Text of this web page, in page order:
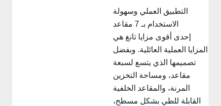
التطبيق العملي وسهولة
الاستخدام بـ 7 مقاعد
إحدى أقوى مزايا تانغ هي
العملية العائلية. وبفضل
تصميمها الذي يتسع لسبعة
مقاعد، ومساحة التخزين
المرنة، والمقاعد الخلفية
القابلة للطي بشكل مسطح،